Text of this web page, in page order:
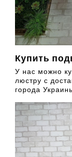
Купить
У нас можно
люстру с
города